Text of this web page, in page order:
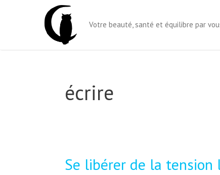
Votre beauté, santé et équilibre par
écrire
Se libérer de la tension